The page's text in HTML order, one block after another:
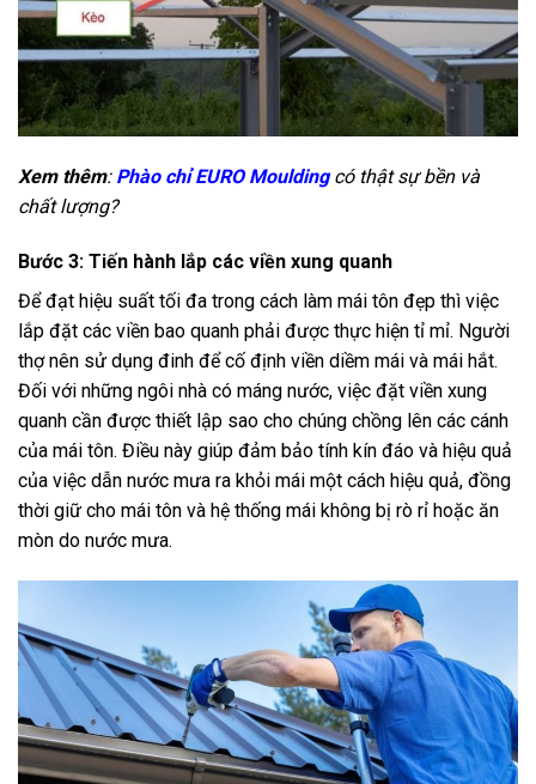
Xem thêm: Phào chỉ EURO Mouldingcó thật sự bền và
chất lượng?
Bước 3: Tiến hành lắp các viền xung quanh
Để đạt hiệu suất tối đa trong cách làm mái tôn đẹp thì việc
lắp đặt các viền bao quanh phải được thực hiện tỉ mỉ. Người
thợ nên sử dụng đinh để cố định viền diềm mái và mái hắt.
Đối với những ngôi nhà có máng nước, việc đặt viền xung
quanh cần được thiết lập sao cho chúng chồng lên các cánh
của mái tôn. Điều này giúp đảm bảo tính kín đáo và hiệu quả
của việc dẫn nước mưa ra khỏi mái một cách hiệu quả, đồng
thời giữ cho mái tôn và hệ thống mái không bị rò rỉ hoặc ăn
mòn do nước mưa.